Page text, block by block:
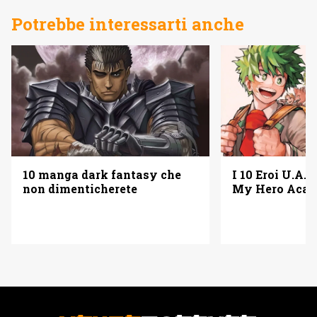
Potrebbe interessarti anche
10 manga dark fantasy che
non dimenticherete
I 10 Eroi U.A.
My Hero